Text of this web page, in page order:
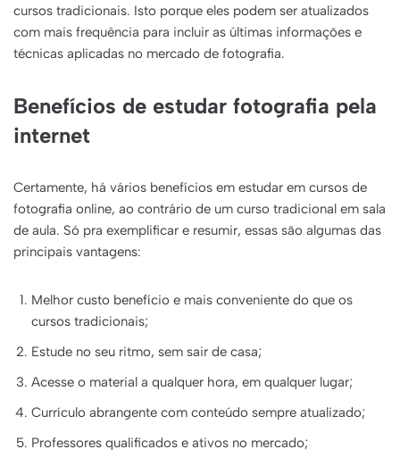
cursos tradicionais. Isto porque eles podem ser atualizados
com mais frequência para incluir as últimas informações e
técnicas aplicadas no mercado de fotografia.
Benefícios de estudar fotografia pela
internet
Certamente, há vários benefícios em estudar em cursos de
fotografia online, ao contrário de um curso tradicional em sala
de aula. Só pra exemplificar e resumir, essas são algumas das
principais vantagens:
Melhor custo benefício e mais conveniente do que os
cursos tradicionais;
Estude no seu ritmo, sem sair de casa;
Acesse o material a qualquer hora, em qualquer lugar;
Currículo abrangente com conteúdo sempre atualizado;
Professores qualificados e ativos no mercado;